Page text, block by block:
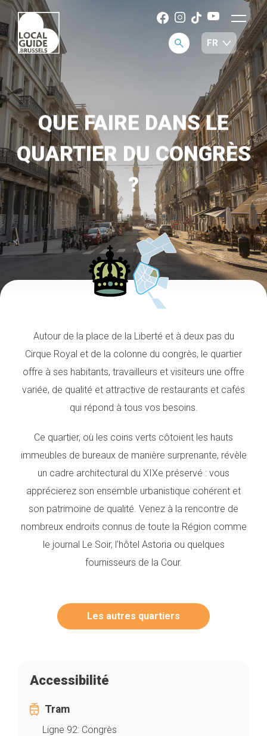
QUE FAIRE DANS LE
QUARTIER DU CONGRÈS
?
Autour de la place de la Liberté et à deux pas du
Cirque Royal et de la colonne du congrès, le quartier
offre à ses habitants, travailleurs et visiteurs une offre
variée, de qualité et attractive de restaurants et cafés
qui répond à tous vos besoins.
Ce quartier, où les coins verts côtoient les hauts
immeubles de bureaux de manière surprenante, révèle
un cadre architectural du XIXe préservé : vous
apprécierez son ensemble urbanistique cohérent et
son patrimoine de qualité. Venez à la rencontre de
nombreux endroits connus de toute la Région comme
le journal Le Soir, l’hôtel Astoria ou quelques
fournisseurs de la Cour.
Les autres quartiers
Accessibilité
Tram
Ligne 92: Congrès